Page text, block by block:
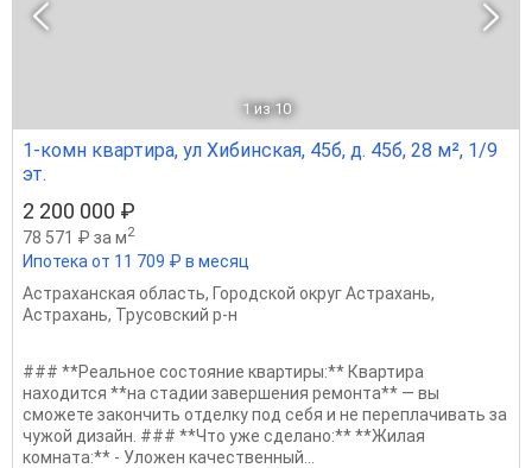
1 из 10
1-комн квартира, ул Хибинская, 45б, д. 45б, 28 м², 1/9
эт.
2 200 000 ₽
78 571 ₽ за м2
Ипотека от 11 709 ₽ в месяц
Астраханская область, Городской округ Астрахань,
Астрахань, Трусовский р-н
### **Реальное состояние квартиры:** Квартира
находится **на стадии завершения ремонта** — вы
сможете закончить отделку под себя и не переплачивать за
чужой дизайн. ### **Что уже сделано:** **Жилая
комната:** - Уложен качественный...